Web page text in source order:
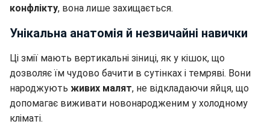
конфлікту, вона лише захищається.
Унікальна анатомія й незвичайні навички
Ці змії мають вертикальні зіниці, як у кішок, що
дозволяє їм чудово бачити в сутінках і темряві. Вони
народжують живих малят, не відкладаючи яйця, що
допомагає виживати новонародженим у холодному
кліматі.